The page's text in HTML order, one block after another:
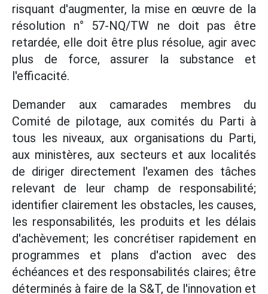
risquant d'augmenter, la mise en œuvre de la
résolution n° 57-NQ/TW ne doit pas être
retardée, elle doit être plus résolue, agir avec
plus de force, assurer la substance et
l'efficacité.
Demander aux camarades membres du
Comité de pilotage, aux comités du Parti à
tous les niveaux, aux organisations du Parti,
aux ministères, aux secteurs et aux localités
de diriger directement l'examen des tâches
relevant de leur champ de responsabilité;
identifier clairement les obstacles, les causes,
les responsabilités, les produits et les délais
d'achèvement; les concrétiser rapidement en
programmes et plans d'action avec des
échéances et des responsabilités claires; être
déterminés à faire de la S&T, de l'innovation et